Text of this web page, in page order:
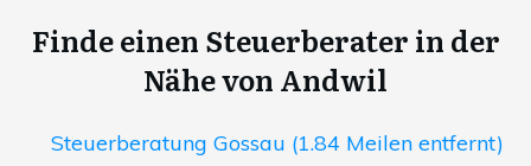
Finde einen Steuerberater in der
Nähe von Andwil
Steuerberatung Gossau (1.84 Meilen entfernt)